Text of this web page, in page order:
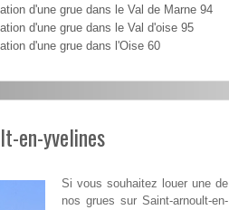
d'une grue dans le Val de Marne 94
d'une grue dans le Val d'oise 95
d'une grue dans l'Oise 60
en-yvelines
Si vous souhaitez louer une de
nos grues sur Saint-arnoult-en-